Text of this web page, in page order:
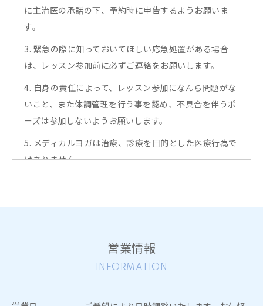
に主治医の承諾の下、予約時に申告するようお願いま
す。
3. 緊急の際に知っておいてほしい応急処置がある場合
は、レッスン参加前に必ずご連絡をお願いします。
4. 自身の責任によって、レッスン参加になんら問題がな
いこと、また体調管理を行う事を認め、不具合を伴うポ
ーズは参加しないようお願いします。
5. メディカルヨガは治療、診療を目的とした医療行為で
はありません。
軽減、治療時の副作用の軽減、QOLの向上、不安、スト
レス、気分や抑うつ症状の改善、睡眠の質の向上などを
営業情報
INFORMATION